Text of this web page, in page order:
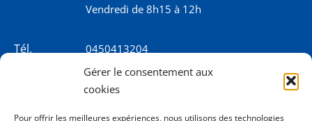
Gérer le consentement aux
cookies
Pour offrir les meilleures expériences, nous utilisons des technologies
Vendredi de 8h15 à 12h
Tél. 0450413204